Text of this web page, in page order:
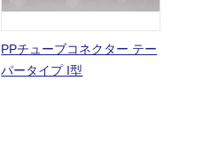
PPチューブコネクター テー
パータイプ I型